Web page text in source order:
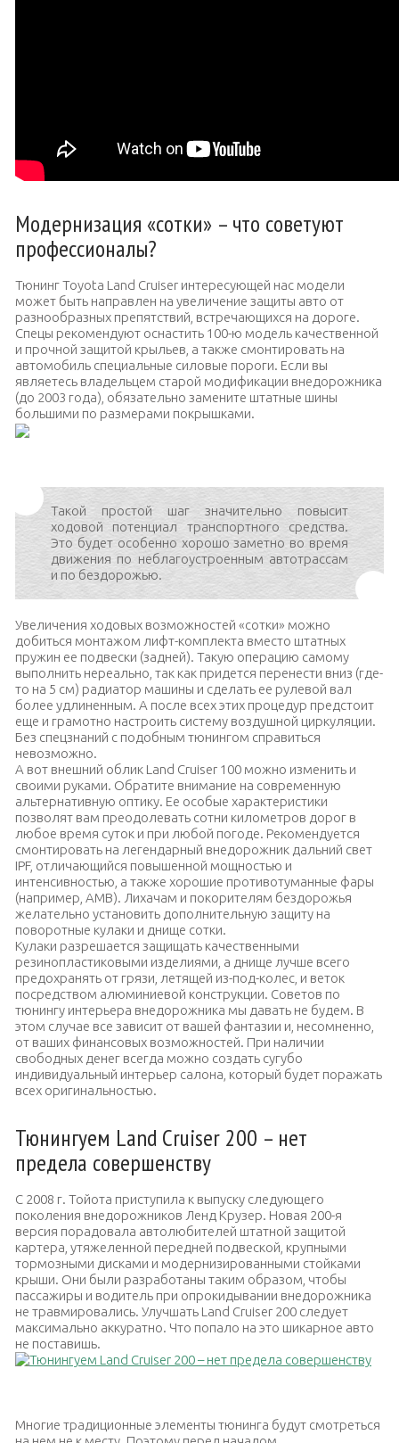
Модернизация «сотки» – что советуют
профессионалы?
Тюнинг Toyota Land Cruiser интересующей нас модели
может быть направлен на увеличение защиты авто от
разнообразных препятствий, встречающихся на дороге.
Спецы рекомендуют оснастить 100-ю модель качественной
и прочной защитой крыльев, а также смонтировать на
автомобиль специальные силовые пороги. Если вы
являетесь владельцем старой модификации внедорожника
(до 2003 года), обязательно замените штатные шины
большими по размерами покрышками.
Такой простой шаг значительно повысит
ходовой потенциал транспортного средства.
Это будет особенно хорошо заметно во время
движения по неблагоустроенным автотрассам
и по бездорожью.
Увеличения ходовых возможностей «сотки» можно
добиться монтажом лифт-комплекта вместо штатных
пружин ее подвески (задней). Такую операцию самому
выполнить нереально, так как придется перенести вниз (где-
то на 5 см) радиатор машины и сделать ее рулевой вал
более удлиненным. А после всех этих процедур предстоит
еще и грамотно настроить систему воздушной циркуляции.
Без спецзнаний с подобным тюнингом справиться
невозможно.
А вот внешний облик Land Cruiser 100 можно изменить и
своими руками. Обратите внимание на современную
альтернативную оптику. Ее особые характеристики
позволят вам преодолевать сотни километров дорог в
любое время суток и при любой погоде. Рекомендуется
смонтировать на легендарный внедорожник дальний свет
IPF, отличающийся повышенной мощностью и
интенсивностью, а также хорошие противотуманные фары
(например, AMB). Лихачам и покорителям бездорожья
желательно установить дополнительную защиту на
поворотные кулаки и днище сотки.
Кулаки разрешается защищать качественными
резинопластиковыми изделиями, а днище лучше всего
предохранять от грязи, летящей из-под-колес, и веток
посредством алюминиевой конструкции. Советов по
тюнингу интерьера внедорожника мы давать не будем. В
этом случае все зависит от вашей фантазии и, несомненно,
от ваших финансовых возможностей. При наличии
свободных денег всегда можно создать сугубо
индивидуальный интерьер салона, который будет поражать
всех оригинальностью.
Тюнингуем Land Cruiser 200 – нет
предела совершенству
С 2008 г. Тойота приступила к выпуску следующего
поколения внедорожников Ленд Крузер. Новая 200-я
версия порадовала автолюбителей штатной защитой
картера, утяжеленной передней подвеской, крупными
тормозными дисками и модернизированными стойками
крыши. Они были разработаны таким образом, чтобы
пассажиры и водитель при опрокидывании внедорожника
не травмировались. Улучшать Land Cruiser 200 следует
максимально аккуратно. Что попало на это шикарное авто
не поставишь.
Многие традиционные элементы тюнинга будут смотреться